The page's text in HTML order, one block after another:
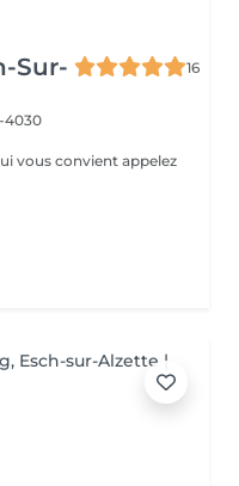
Sur-
16
4030
vous convient appelez